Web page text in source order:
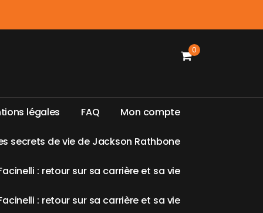
0
tions légales FAQ Mon compte
s secrets devie de Jackson Rathbone
acinelli : retour sur sa carrière et sa vie
acinelli : retour sur sa carrière et sa vie